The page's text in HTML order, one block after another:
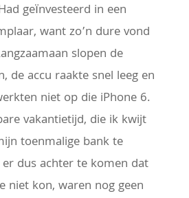
geïnvesteerd in een
want zo’n dure vond
slopen de
de accu raakte snel leeg en
niet op die iPhone 6.
vakantietijd, die ik kwijt
toenmalige bank te
dus achter te komen dat
niet kon, waren nog geen